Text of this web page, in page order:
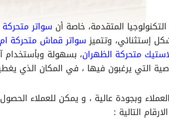
المتقدمة، خاصة أن سواتر متحركة
إستثنائي، وتتميزسواتر قماش متحركة
متحركة الظهران، بسهولة وبأستخدام
التي يرغبون فيها ، في المكان الذي
وبجودة عالية ، و يمكن للعملاء
التالية :